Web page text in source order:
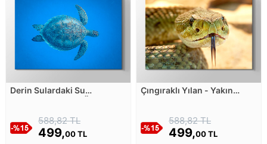
Derin Sulardaki Su
588,82 TL
499,00 TL
Çıngıraklı Yılan - Yakın
588,82 TL
499,00 TL